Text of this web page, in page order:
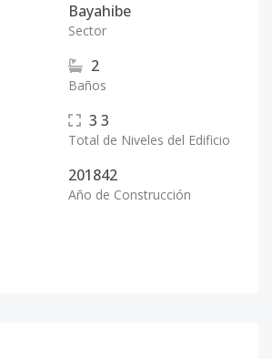
Bayahibe
Sector
2
Baños
3 3
Total de Niveles del Edificio
201842
Año de Construcción